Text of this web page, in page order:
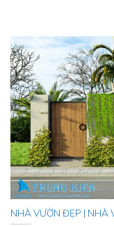
NHÀ VƯỜN ĐẸP | NHÀ